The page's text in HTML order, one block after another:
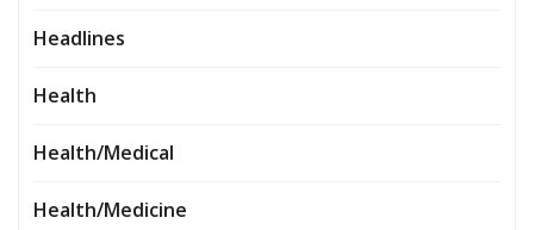
Headlines
Health
Health/Medical
Health/Medicine